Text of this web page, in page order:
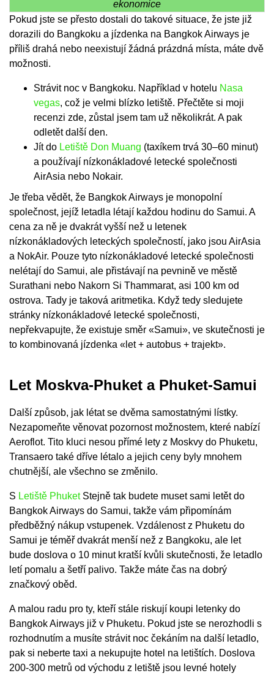
ekonomice
Pokud jste se přesto dostali do takové situace, že jste již
dorazili do Bangkoku a jízdenka na Bangkok Airways je
příliš drahá nebo neexistují žádná prázdná místa, máte dvě
možnosti.
Strávit noc v Bangkoku. Například v hotelu Nasa
vegas, což je velmi blízko letiště. Přečtěte si moji
recenzi zde, zůstal jsem tam už několikrát. A pak
odletět další den.
Jít do Letiště Don Muang (taxíkem trvá 30–60 minut)
a používají nízkonákladové letecké společnosti
AirAsia nebo Nokair.
Je třeba vědět, že Bangkok Airways je monopolní
společnost, jejíž letadla létají každou hodinu do Samui. A
cena za ně je dvakrát vyšší než u letenek
nízkonákladových leteckých společností, jako jsou AirAsia
a NokAir. Pouze tyto nízkonákladové letecké společnosti
nelétají do Samui, ale přistávají na pevnině ve městě
Surathani nebo Nakorn Si Thammarat, asi 100 km od
ostrova. Tady je taková aritmetika. Když tedy sledujete
stránky nízkonákladové letecké společnosti,
nepřekvapujte, že existuje směr «Samui», ve skutečnosti je
to kombinovaná jízdenka «let + autobus + trajekt».
Let Moskva-Phuket a Phuket-Samui
Další způsob, jak létat se dvěma samostatnými lístky.
Nezapomeňte věnovat pozornost možnostem, které nabízí
Aeroflot. Tito kluci nesou přímé lety z Moskvy do Phuketu,
Transaero také dříve létalo a jejich ceny byly mnohem
chutnější, ale všechno se změnilo.
S Letiště PhuketStejně tak budete muset sami letět do
Bangkok Airways do Samui, takže vám připomínám
předběžný nákup vstupenek. Vzdálenost z Phuketu do
Samui je téměř dvakrát menší než z Bangkoku, ale let
bude doslova o 10 minut kratší kvůli skutečnosti, že letadlo
letí pomalu a šetří palivo. Takže máte čas na dobrý
značkový oběd.
A malou radu pro ty, kteří stále riskují koupi letenky do
Bangkok Airways již v Phuketu. Pokud jste se nerozhodli s
rozhodnutím a musíte strávit noc čekáním na další letadlo,
pak si neberte taxi a nekupujte hotel na letištích. Doslova
200-300 metrů od východu z letiště jsou levné hotely